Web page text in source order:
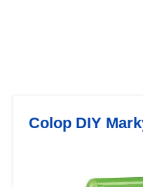
Colop DIY